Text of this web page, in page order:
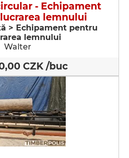
- Echipament
lemnului
> Echipament pentru
lemnului
Walter
CZK /buc